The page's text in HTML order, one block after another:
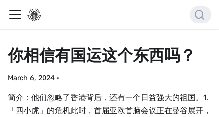
你相信有国运这个东西吗？
March 6, 2024 ·
简介：他们忽略了香港背后，还有一个日益强大的祖国。1.
「四小虎」的危机此时，首届亚欧首脑会议正在曼谷展开，